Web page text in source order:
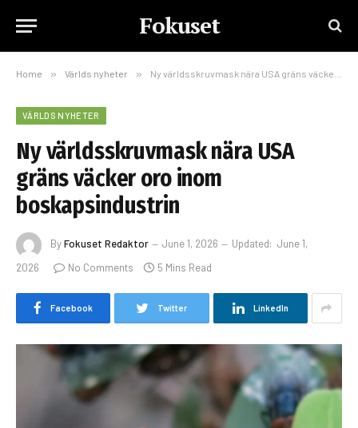
Fokuset
Home » Världs nyheter » Ny världsskruvmask nära USA gräns väcker oro inom boskapsindustrin
VÄRLDS NYHETER
Ny världsskruvmask nära USA
gräns väcker oro inom
boskapsindustrin
ByFokuset Redaktor June 1, 2026 Updated: June 1,
2026
No Comments 5 Mins Read
Facebook Twitter LinkedIn